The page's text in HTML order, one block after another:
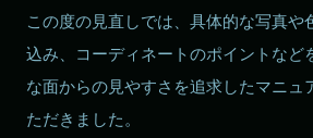
この度の見直しでは、具体的な写真や
込み、コーディネートのポイントなど
な面からの見やすさを追求したマニュ
ただきました。